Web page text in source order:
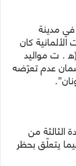
مدينة
كان
. ت مواليد
عدم تعرّضه
الثالثة من
يتعلّق بحظر